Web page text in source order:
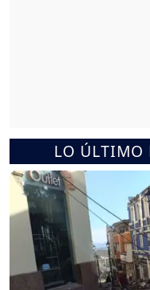
LO ÚLTIMO